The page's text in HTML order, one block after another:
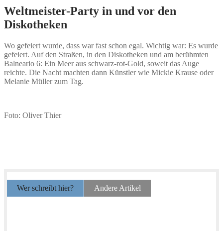
Weltmeister-Party in und vor den
Diskotheken
Wo gefeiert wurde, dass war fast schon egal. Wichtig war: Es wurde
gefeiert. Auf den Straßen, in den Diskotheken und am berühmten
Balneario 6: Ein Meer aus schwarz-rot-Gold, soweit das Auge
reichte. Die Nacht machten dann Künstler wie Mickie Krause oder
Melanie Müller zum Tag.
Foto: Oliver Thier
Wer schreibt hier? Andere Artikel